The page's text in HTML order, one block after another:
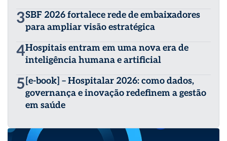
3SBF 2026 fortalece rede de embaixadores
para ampliar visão estratégica
4Hospitais entram em uma nova era de
inteligência humana e artificial
5 [e-book] – Hospitalar 2026: como dados,
governança e inovação redefinem a gestão
em saúde